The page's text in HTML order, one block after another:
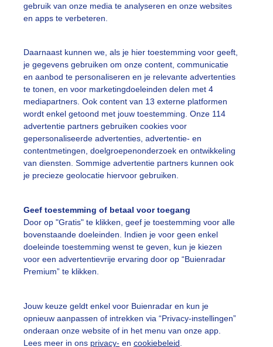
gebruik van onze media te analyseren en onze websites
en apps te verbeteren.
Daarnaast kunnen we, als je hier toestemming voor geeft,
je gegevens gebruiken om onze content, communicatie
en aanbod te personaliseren en je relevante advertenties
te tonen, en voor marketingdoeleinden delen met 4
mediapartners. Ook content van 13 externe platformen
wordt enkel getoond met jouw toestemming. Onze 114
advertentie partners gebruiken cookies voor
gepersonaliseerde advertenties, advertentie- en
contentmetingen, doelgroepenonderzoek en ontwikkeling
van diensten. Sommige advertentie partners kunnen ook
je precieze geolocatie hiervoor gebruiken.
Geef toestemming of betaal voor toegang
Door op "Gratis" te klikken, geef je toestemming voor alle
bovenstaande doeleinden. Indien je voor geen enkel
doeleinde toestemming wenst te geven, kun je kiezen
voor een advertentievrije ervaring door op “Buienradar
Premium” te klikken.
Jouw keuze geldt enkel voor Buienradar en kun je
opnieuw aanpassen of intrekken via “Privacy-instellingen”
onderaan onze website of in het menu van onze app.
Lees meer in ons privacy- en cookiebeleid
vanmiddag
Wind
slideshow
vragen
Mijn weer
De Bilt